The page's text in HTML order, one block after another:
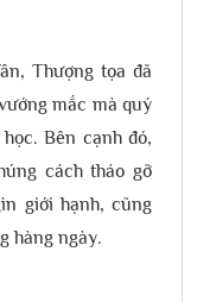
Thượng tọa đã
mắc mà quý
Bên cạnh đó,
cách tháo gỡ
giới hạnh, cũng
hàng ngày.